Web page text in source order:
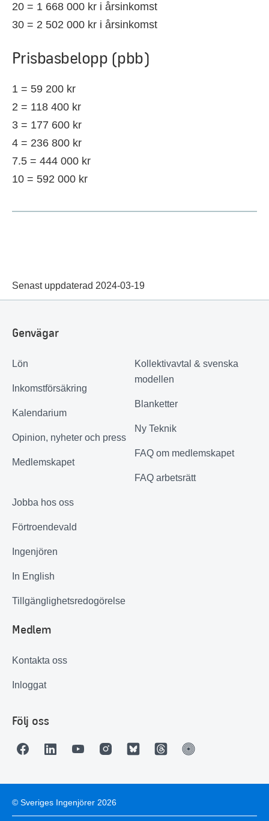
20 = 1 668 000 kr i årsinkomst
30 = 2 502 000 kr i årsinkomst
Prisbasbelopp (pbb)
1 = 59 200 kr
2 = 118 400 kr
3 = 177 600 kr
4 = 236 800 kr
7.5 = 444 000 kr
10 = 592 000 kr
Senast uppdaterad 2024-03-19
Genvägar
Lön
Inkomstförsäkring
Kalendarium
Opinion, nyheter och press
Medlemskapet
Kollektivavtal & svenska
modellen
Blanketter
Ny Teknik
FAQ om medlemskapet
FAQ arbetsrätt
Jobba hos oss
Förtroendevald
Ingenjören
In English
Tillgänglighetsredogörelse
Medlem
Kontakta oss
Inloggat
Följ oss
© Sveriges Ingenjörer 2026